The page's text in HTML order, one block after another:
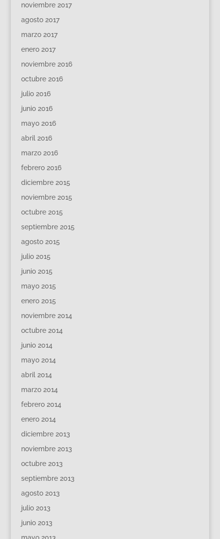
noviembre 2017
agosto 2017
marzo 2017
enero 2017
noviembre 2016
octubre 2016
julio 2016
junio 2016
mayo 2016
abril 2016
marzo 2016
febrero 2016
diciembre 2015
noviembre 2015
octubre 2015
septiembre 2015
agosto 2015
julio 2015
junio 2015
mayo 2015
enero 2015
noviembre 2014
octubre 2014
junio 2014
mayo 2014
abril 2014
marzo 2014
febrero 2014
enero 2014
diciembre 2013
noviembre 2013
octubre 2013
septiembre 2013
agosto 2013
julio 2013
junio 2013